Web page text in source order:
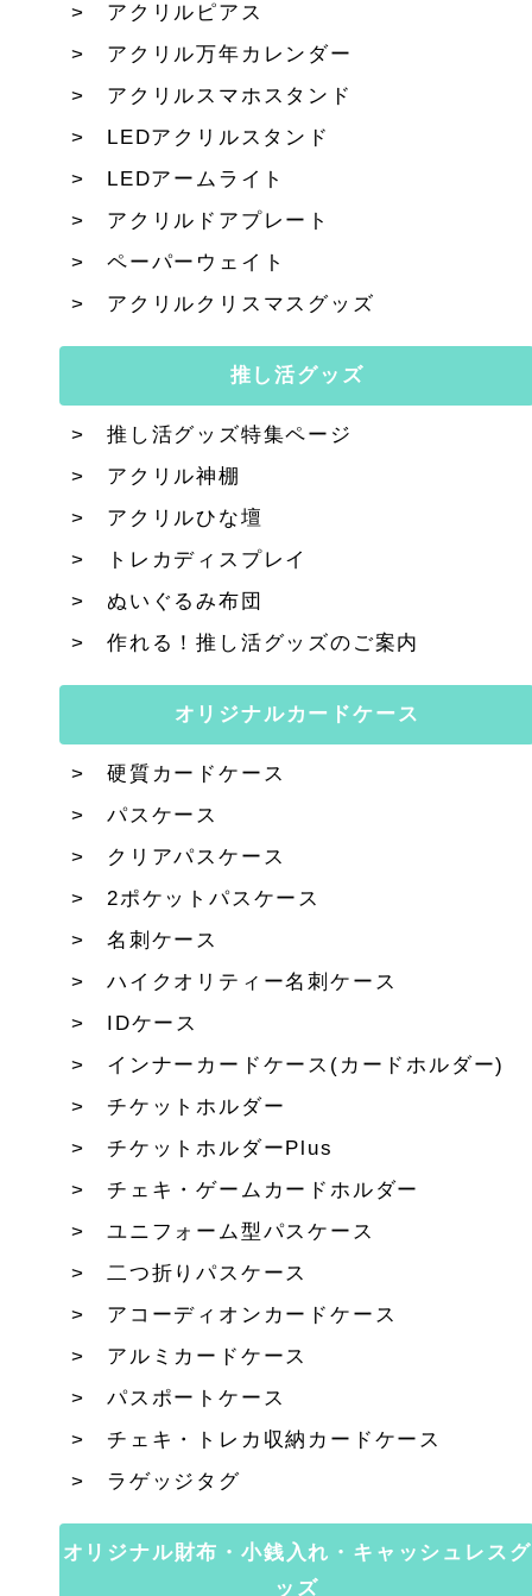
アクリルピアス
アクリル万年カレンダー
アクリルスマホスタンド
LEDアクリルスタンド
LEDアームライト
アクリルドアプレート
ペーパーウェイト
アクリルクリスマスグッズ
推し活グッズ
推し活グッズ特集ページ
アクリル神棚
アクリルひな壇
トレカディスプレイ
ぬいぐるみ布団
作れる！推し活グッズのご案内
オリジナルカードケース
硬質カードケース
パスケース
クリアパスケース
2ポケットパスケース
名刺ケース
ハイクオリティー名刺ケース
IDケース
インナーカードケース(カードホルダー)
チケットホルダー
チケットホルダーPlus
チェキ・ゲームカードホルダー
ユニフォーム型パスケース
二つ折りパスケース
アコーディオンカードケース
アルミカードケース
パスポートケース
チェキ・トレカ収納カードケース
ラゲッジタグ
オリジナル財布・小銭入れ・キャッシュレスグ
ッズ